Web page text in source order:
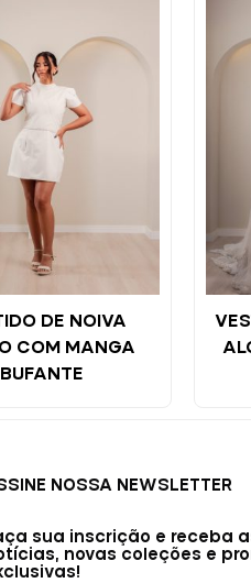
DE NOIVA
COM MANGA
BUFANTE
NOSSA NEWSLETTER
sua inscrição e receba
novas coleções e